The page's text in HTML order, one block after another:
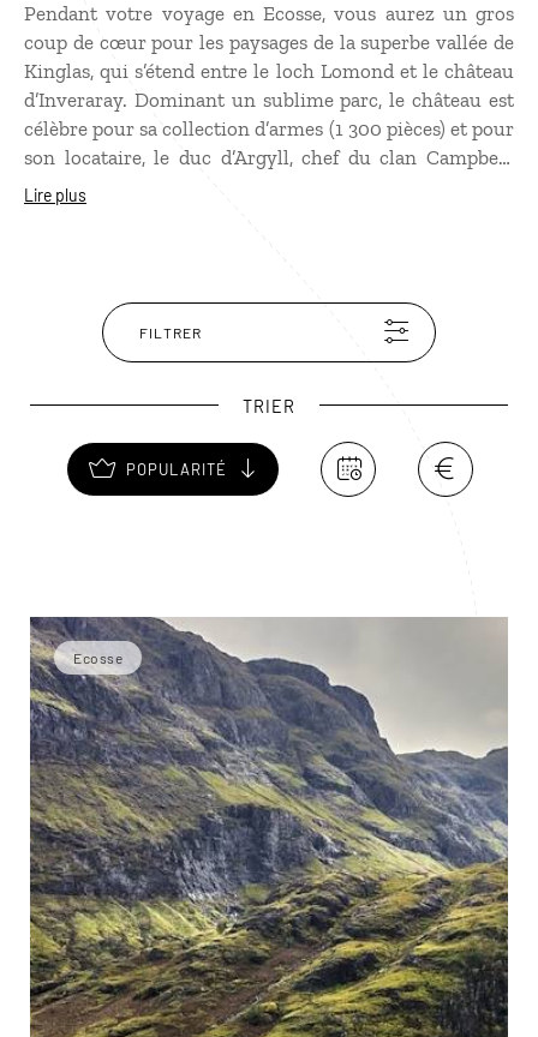
Pendant votre voyage en Ecosse, vous aurez un gros
coup de cœur pour les paysages de la superbe vallée de
Kinglas, qui s’étend entre le loch Lomond et le château
d’Inveraray. Dominant un sublime parc, le château est
célèbre pour sa collection d’armes (1 300 pièces) et pour
son locataire, le duc d’Argyll, chef du clan Campbell,
himself ! On peut d’ailleurs savoir quand le duc est
Lire plus
FILTRER
TRIER
POPULARITÉ
Ecosse